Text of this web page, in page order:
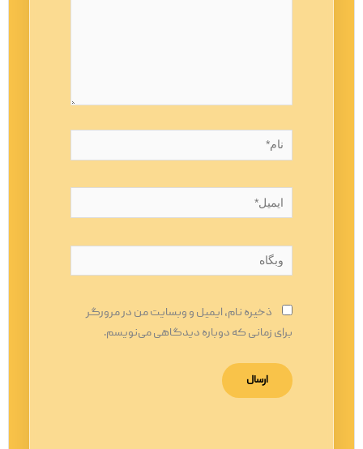
نام*
ایمیل*
وبگاه
ذخیره نام، ایمیل و وبسایت من در مرورگر
برای زمانی که دوباره دیدگاهی می‌نویسم.